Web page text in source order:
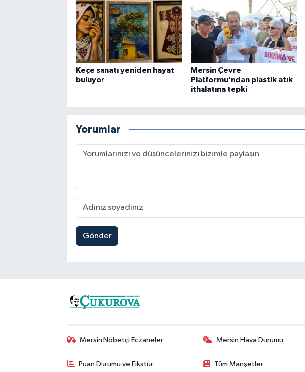
Keçe sanatı yeniden hayat
buluyor
Mersin Çevre
Platformu’ndan plastik atık
ithalatına tepki
Yorumlar
Gönder
Mersin Nöbetçi Eczaneler Mersin Hava Durumu
Puan Durumu ve Fikstür Tüm Manşetler